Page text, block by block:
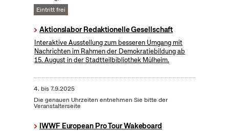
Eintritt frei
Aktionslabor Redaktionelle Gesellschaft
Interaktive Ausstellung zum besseren Umgang mit
Nachrichten im Rahmen der Demokratiebildung ab
15. August in der Stadtteilbibliothek Mülheim.
4. bis7.9.2025
Die genauen Uhrzeiten entnehmen Sie bitte der
Veranstalterseite
IWWF European Pro Tour Wakeboard